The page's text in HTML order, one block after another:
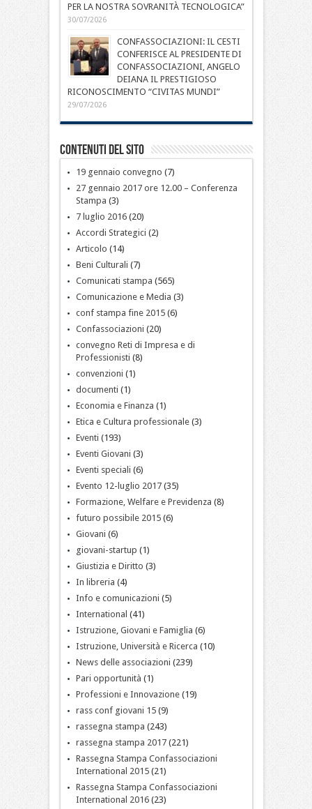
PER LA NOSTRA SOVRANITÀ TECNOLOGICA”
30/07/2026
CONFASSOCIAZIONI: IL CESTI
CONFERISCE AL PRESIDENTE DI
CONFASSOCIAZIONI, ANGELO
DEIANA IL PRESTIGIOSO
RICONOSCIMENTO “CIVITAS MUNDI”
29/07/2026
Contenuti del sito
19 gennaio convegno (7)
27 gennaio 2017 ore 12.00 – Conferenza
Stampa (3)
7 luglio 2016(20)
Accordi Strategici (2)
Articolo (14)
Beni Culturali (7)
Comunicati stampa (565)
Comunicazione e Media (3)
conf stampa fine 2015(6)
Confassociazioni (20)
convegno Reti di Impresa e di
Professionisti (8)
convenzioni (1)
documenti (1)
Economia e Finanza (1)
Etica e Cultura professionale(3)
Eventi (193)
Eventi Giovani (3)
Eventi speciali (6)
Evento 12-luglio 2017(35)
Formazione, Welfare e Previdenza (8)
futuro possibile 2015(6)
Giovani (6)
giovani-startup (1)
Giustizia e Diritto (3)
In libreria (4)
Info e comunicazioni (5)
International (41)
Istruzione, Giovani e Famiglia (6)
Istruzione, Università e Ricerca (10)
News delle associazioni (239)
Pari opportunità (1)
Professioni e Innovazione(19)
rass conf giovani 15(9)
rassegna stampa (243)
rassegna stampa 2017(221)
Rassegna Stampa Confassociazioni
International 2015(21)
Rassegna Stampa Confassociazioni
International 2016(23)